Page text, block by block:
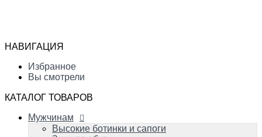
Летняя обувь
Пляжная обувь
Резиновая обувь
Спортивная обувь
Домашняя обувь
Туфли распродажа
Зимние сапоги со скидками от 20%
Зимняя обувь
НАВИГАЦИЯ
Избранное
Вы смотрели
КАТАЛОГ ТОВАРОВ
Мужчинам
Высокие ботинки и сапоги